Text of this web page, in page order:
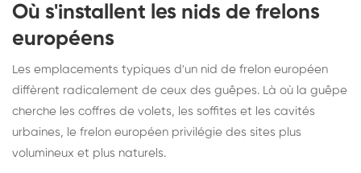
Où s'installent les nids de frelons
européens
Les emplacements typiques d'un nid de frelon européen
diffèrent radicalement de ceux des guêpes. Là où la guêpe
cherche les coffres de volets, les soffites et les cavités
urbaines, le frelon européen privilégie des sites plus
volumineux et plus naturels.